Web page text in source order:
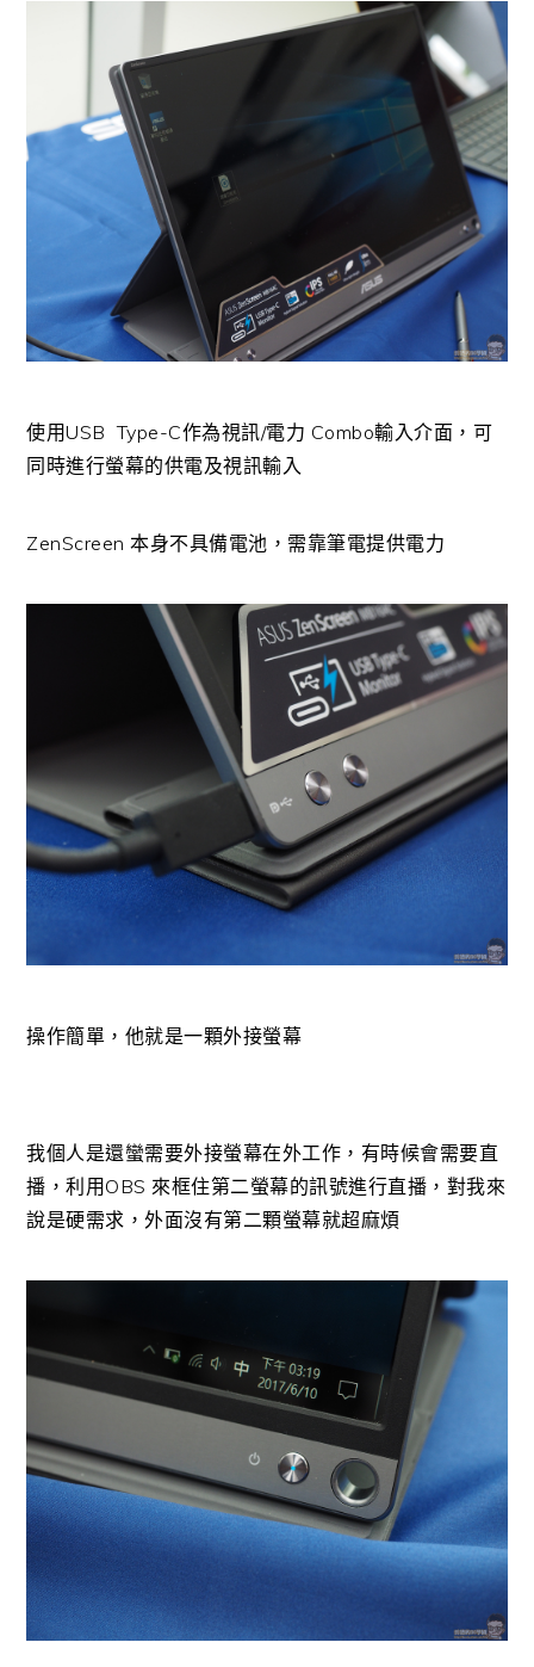
使用USB Type-C作為視訊/電力 Combo輸入介面，可
同時進行螢幕的供電及視訊輸入
ZenScreen 本身不具備電池，需靠筆電提供電力
操作簡單，他就是一顆外接螢幕
我個人是還蠻需要外接螢幕在外工作，有時候會需要直
播，利用OBS 來框住第二螢幕的訊號進行直播，對我來
說是硬需求，外面沒有第二顆螢幕就超麻煩